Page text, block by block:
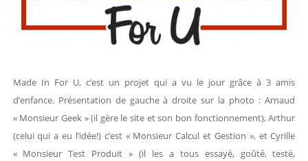
Made In For U, c’est un projet qui a vu le jour grâce à 3 amis
d’enfance. Présentation de gauche à droite sur la photo : Arnaud
« Monsieur Geek » (il gère le site et son bon fonctionnement), Arthur
(celui qui a eu l’idée!) c’est « Monsieur Calcul et Gestion », et Cyrille
« Monsieur Test Produit » (il les a tous essayé, goûté, testé,